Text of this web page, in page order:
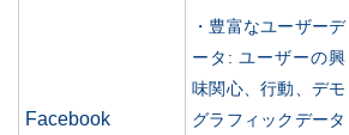
Facebook
・豊富なユーザーデ
ータ: ユーザーの興
味関心、行動、デモ
グラフィックデータ